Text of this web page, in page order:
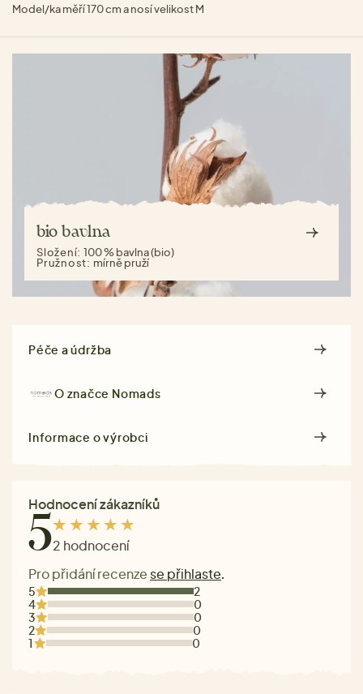
Model/ka měří 170 cm a nosí velikost M
bio bavlna
Složení:100 % bavlna (bio)
Pružnost: mírně pruží
Péče a údržba
O značce Nomads
Informace o výrobci
Hodnocení zákazníků
52 hodnocení
Pro přidání recenze se přihlaste.
5
2
4
0
3
0
2
0
1
0